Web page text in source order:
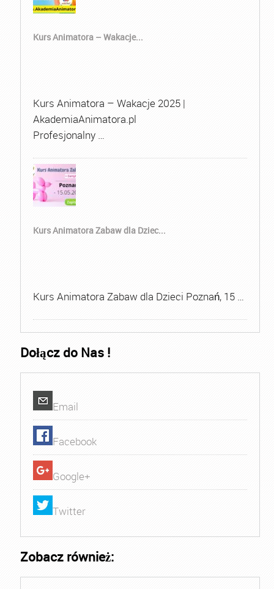
Kurs Animatora – Wakacje...
Kurs Animatora – Wakacje 2025 |
AkademiaAnimatora.pl
Profesjonalny …
Kurs Animatora Zabaw dla Dziec...
Kurs Animatora Zabaw dla Dzieci Poznań, 15 …
Dołącz do Nas !
Email
Facebook
Google+
Twitter
Zobacz również: